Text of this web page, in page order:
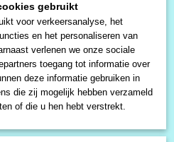
gebruikt
voor verkeersanalyse, het
en het personaliseren van
verlenen we onze sociale
toegang tot informatie over
deze informatie gebruiken in
die zij mogelijk hebben verzameld
of die u hen hebt verstrekt.